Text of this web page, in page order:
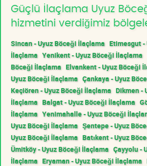
Güçlü İlaçlama Uyuz
hizmetini verdiğimiz
Sincan - Uyuz Böceği İlaçlama Etimesgut -
İlaçlama Yenikent - Uyuz Böceği İlaçlama
Böceği İlaçlama Elvankent - Uyuz Böceği
Uyuz Böceği İlaçlama Çankaya - Uyuz
Keçiören - Uyuz Böceği İlaçlama Dikmen -
İlaçlama Balgat - Uyuz Böceği İlaçlama
İlaçlama Yenimahalle - Uyuz Böceği
Uyuz Böceği İlaçlama Şentepe - Uyuz
Uyuz Böceği İlaçlama Batıkent - Uyuz
Ümitköy - Uyuz Böceği İlaçlama Çayyolu -
İlaçlama Eryaman - Uyuz Böceği İlaçlama